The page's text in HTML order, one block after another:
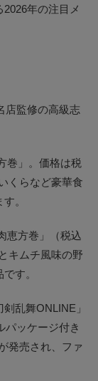
年の注目メ
店監修の高級志
巻」。価格は税
くらなど豪華食
。
恵方巻」（税込
キムチ風味の野
す。
乱舞ONLINE」
パッケージ付き
発売され、ファ